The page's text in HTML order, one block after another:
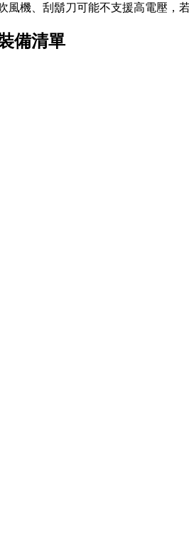
風機、刮鬍刀可能不支援高電壓，
備清單